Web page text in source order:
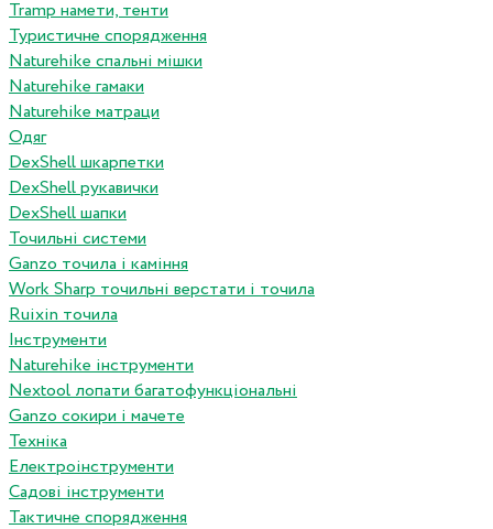
Tramp намети, тенти
Туристичне спорядження
Naturehike спальні мішки
Naturehike гамаки
Naturehike матраци
Одяг
DexShell шкарпетки
DexShell рукавички
DexShell шапки
Точильні системи
Ganzo точила і каміння
Work Sharp точильні верстати і точила
Ruixin точила
Інструменти
Naturehike інструменти
Nextool лопати багатофункціональні
Ganzo сокири і мачете
Техніка
Електроінструменти
Садові інструменти
Тактичне спорядження